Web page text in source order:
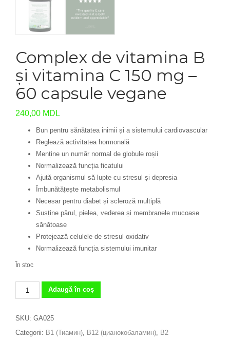
Complex de vitamina B
și vitamina C 150 mg –
60 capsule vegane
240,00 MDL
Bun pentru sănătatea inimii și a sistemului cardiovascular
Reglează activitatea hormonală
Menține un număr normal de globule roșii
Normalizează funcția ficatului
Ajută organismul să lupte cu stresul și depresia
Îmbunătățește metabolismul
Necesar pentru diabet și scleroză multiplă
Susține părul, pielea, vederea și membranele mucoase
sănătoase
Protejează celulele de stresul oxidativ
Normalizează funcția sistemului imunitar
În stoc
Cantitate
Complex
vitamina
B
Adaugă în coș
SKU: GA025
Categorii: B1 (Тиамин), B12 (цианокобаламин), B2